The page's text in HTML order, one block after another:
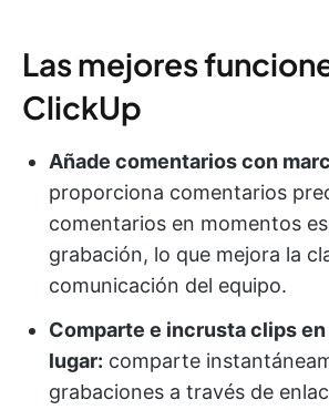
Las mejores
ClickUp
Añade comentarios con
proporciona comentarios
comentarios en momentos
grabación, lo que mejora la
comunicación del equipo.
Comparte e incrusta clips
lugar: comparte
grabaciones a través de